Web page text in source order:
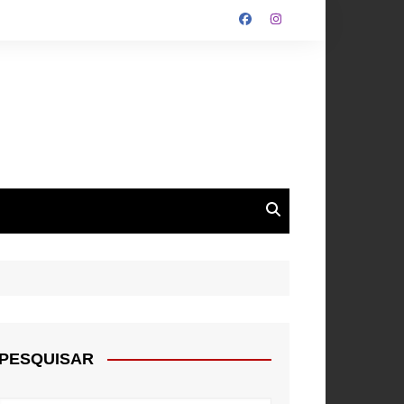
PESQUISAR